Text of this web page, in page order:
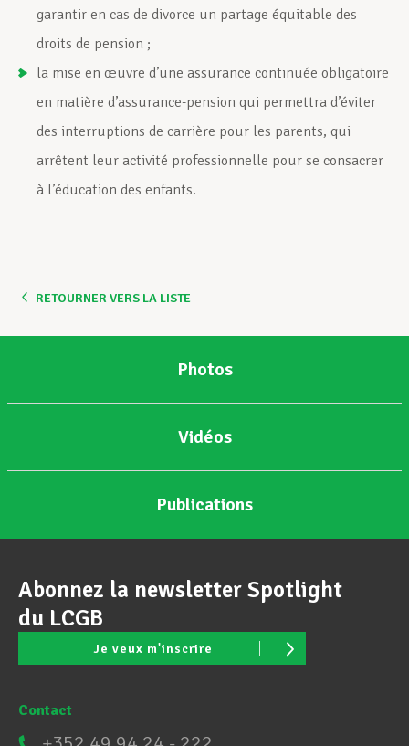
garantir en cas de divorce un partage équitable des
droits de pension ;
la mise en œuvre d’une assurance continuée obligatoire
en matière d’assurance-pension qui permettra d’éviter
des interruptions de carrière pour les parents, qui
arrêtent leur activité professionnelle pour se consacrer
à l’éducation des enfants.
RETOURNER VERS LA LISTE
Photos
Vidéos
Publications
Abonnez la newsletter Spotlight
du LCGB
Je veux m'inscrire
Contact